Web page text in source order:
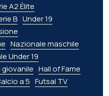
A2 Élite
B Under 19
Nazionale maschile
Under 19
Hall of Fame
a 5 Futsal TV